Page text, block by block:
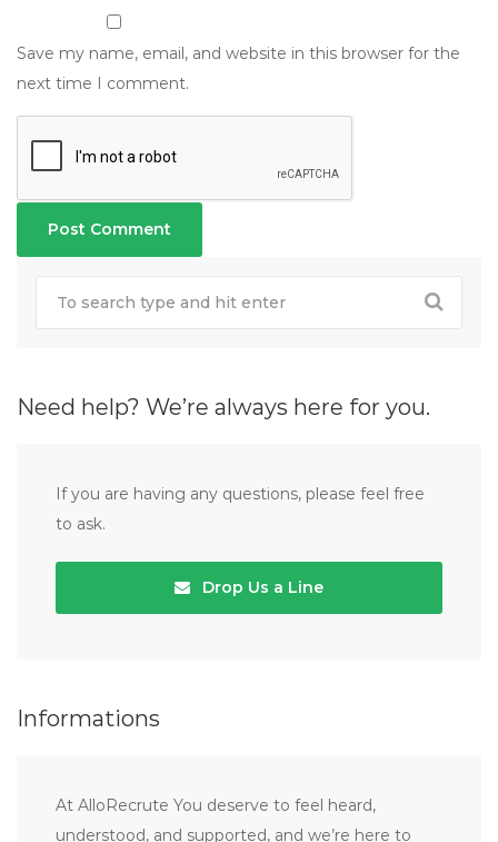
Save my name, email, and website in this browser for the
next time I comment.
Need help? We’re always here for you.
If you are having any questions, please feel free
to ask.
Drop Us a Line
Informations
At AlloRecrute You deserve to feel heard,
understood, and supported, and we’re here to